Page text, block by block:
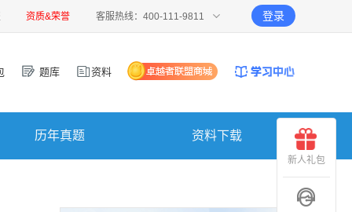
资质&荣誉 客服热线：400-111-9811 登录
题库 资料
历年真题 资料下载
新人礼包